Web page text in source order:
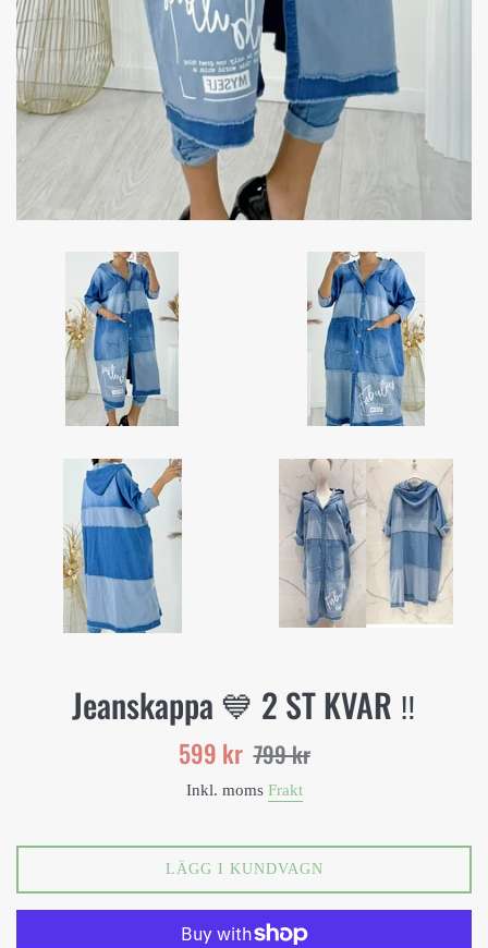
Jeanskappa 💙 2 ST KVAR ‼️
Reapris
599 kr Ord.
pris
799 kr
Inkl. moms Frakt
LÄGG I KUNDVAGN